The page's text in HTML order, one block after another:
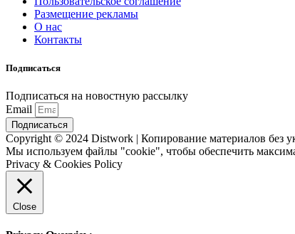
Размещение рекламы
О нас
Контакты
Подписаться
Подписаться на новостную рассылку
Email
Подписаться
Copyright © 2024 Distwork | Копирование материалов без
Мы используем файлы "cookie", чтобы обеспечить
Privacy & Cookies Policy
Close